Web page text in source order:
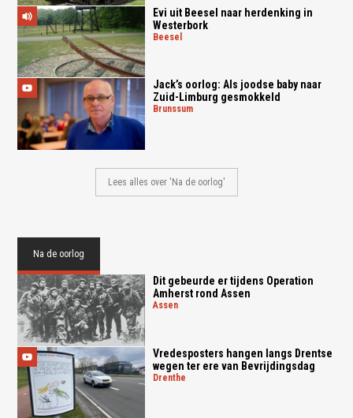
Evi uit Beesel naar herdenking in
Westerbork
beesel
Jack’s oorlog: Als joodse baby naar
Zuid-Limburg gesmokkeld
brunssum
Lees alles over 'Na de oorlog'
Na de oorlog
Dit gebeurde er tijdens Operation
Amherst rond Assen
assen
Vredesposters hangen langs Drentse
wegen ter ere van Bevrijdingsdag
drenthe